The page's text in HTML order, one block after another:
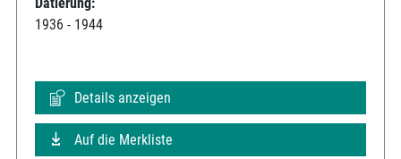
1936 - 1944
Details anzeigen
Auf die Merkliste